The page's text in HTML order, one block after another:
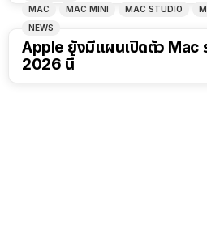
MAC
MAC MINI MAC STUDIO
NEWS
Apple ยังมีแผนเปิดตัว Mac
2026 นี้